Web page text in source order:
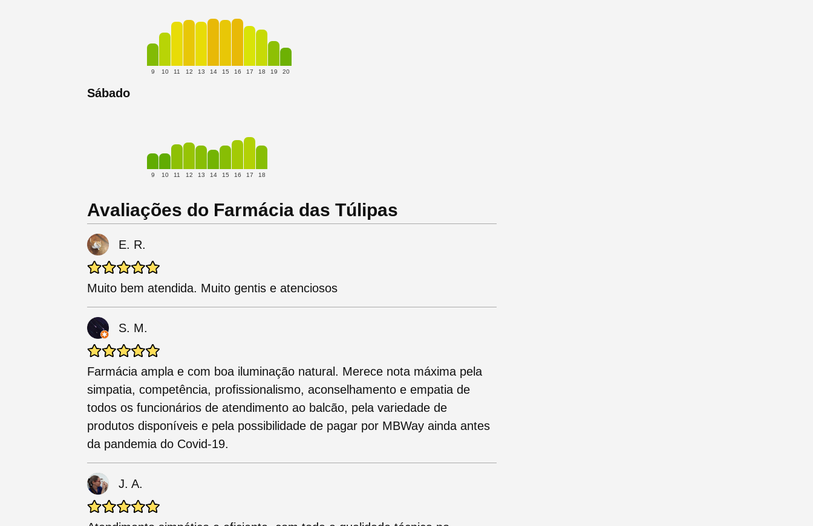
9 10 11 12 13 14 15 16 17 18 19 20
Sábado
9 10 11 12 13 14 15 16 17 18
Avaliações do Farmácia das Túlipas
E. R.
Muito bem atendida. Muito gentis e atenciosos
S. M.
Farmácia ampla e com boa iluminação natural. Merece nota máxima pela
simpatia, competência, profissionalismo, aconselhamento e empatia de
todos os funcionários de atendimento ao balcão, pela variedade de
produtos disponíveis e pela possibilidade de pagar por MBWay ainda antes
da pandemia do Covid-19.
J. A.